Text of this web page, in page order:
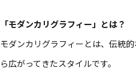
「モダンカリグラフィー」とは？
モダンカリグラフィーとは、伝統
ら広がってきたスタイルです。